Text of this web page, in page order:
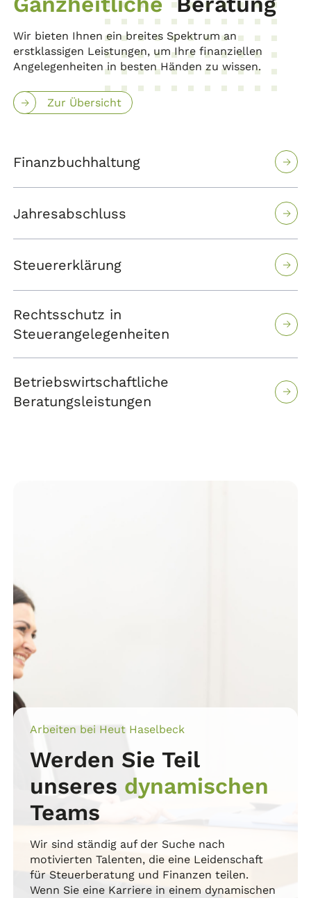
Wir bieten Ihnen ein breites Spektrum an
erstklassigen Leistungen, um Ihre finanziellen
Angelegenheiten in besten Händen zu wissen.
Zur Übersicht
Finanzbuchhaltung
Jahresabschluss
Steuererklärung
Rechtsschutz in
Steuerangelegenheiten
Betriebswirtschaftliche
Beratungsleistungen
Arbeiten bei Heut Haselbeck
Werden Sie Teil
unseres dynamischen
Teams
Wir sind ständig auf der Suche nach
motivierten Talenten, die eine Leidenschaft
für Steuerberatung und Finanzen teilen.
Wenn Sie eine Karriere in einem dynamischen